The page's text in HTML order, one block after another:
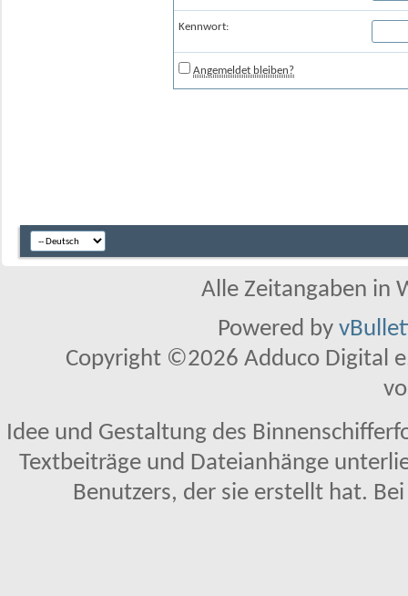
Kennwort:
Angemeldet bleiben?
Alle Zeitangaben in
Powered by
Copyright ©2026 Adduco Digital
Idee und Gestaltung des
Textbeiträge und Dateianhänge
Benutzers, der sie erstellt hat.